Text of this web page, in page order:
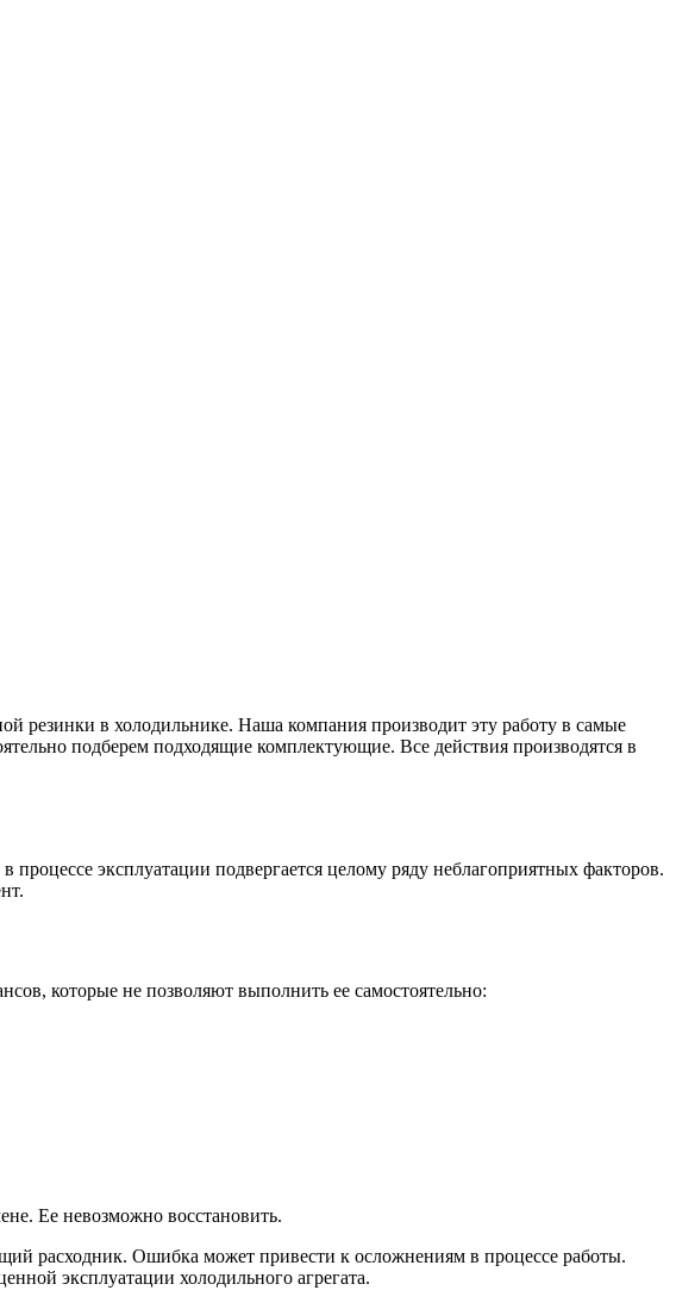
резинки в холодильнике. Наша компания производит эту работу в самые
подберем подходящие комплектующие. Все действия производятся в
процессе эксплуатации подвергается целому ряду неблагоприятных факторов.
которые не позволяют выполнить ее самостоятельно:
Ее невозможно восстановить.
расходник. Ошибка может привести к осложнениям в процессе работы.
эксплуатации холодильного агрегата.